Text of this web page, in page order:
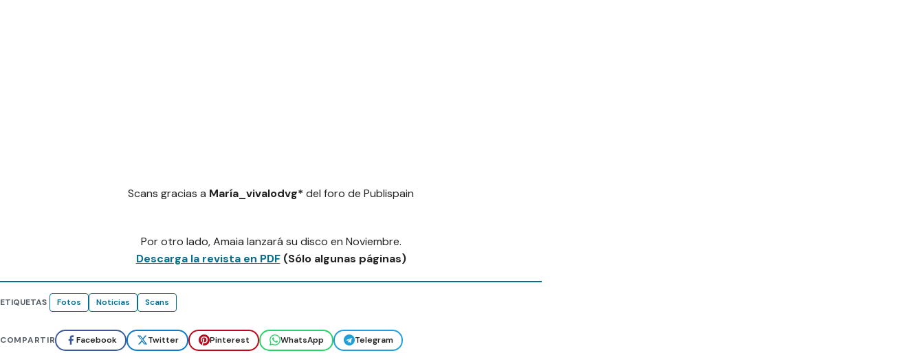
Scans gracias a María_vivalodvg* del foro de Publispain
Por otro lado, Amaia lanzará su disco en Noviembre.
Descarga la revista en PDF(Sólo algunas páginas)
ETIQUETAS Fotos Noticias Scans
COMPARTIR Facebook Twitter Pinterest WhatsApp Telegram